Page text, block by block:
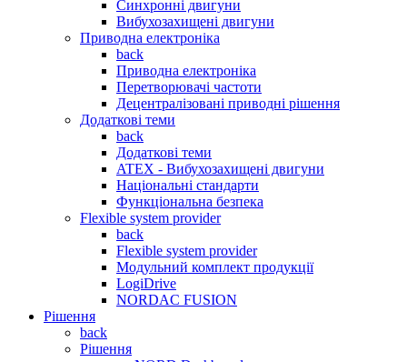
Синхронні двигуни
Вибухозахищені двигуни
Приводна електроніка
back
Приводна електроніка
Перетворювачі частоти
Децентралізовані приводні рішення
Додаткові теми
back
Додаткові теми
ATEX - Вибухозахищені двигуни
Національні стандарти
Функціональна безпека
Flexible system provider
back
Flexible system provider
Модульний комплект продукції
LogiDrive
NORDAC FUSION
Рішення
back
Рішення